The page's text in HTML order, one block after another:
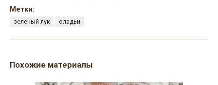
Метки:
зеленый лук оладьи
Похожие материалы